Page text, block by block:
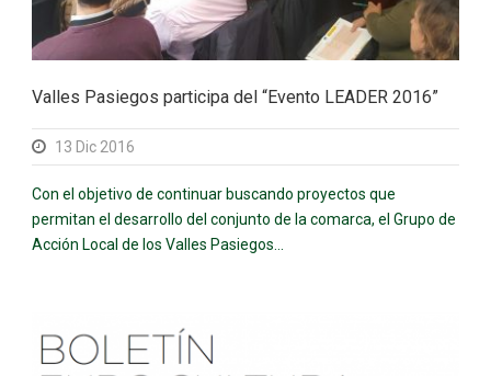
Valles Pasiegos participa del “Evento LEADER 2016”
13 Dic 2016
Con el objetivo de continuar buscando proyectos que
permitan el desarrollo del conjunto de la comarca, el Grupo de
Acción Local de los Valles Pasiegos...